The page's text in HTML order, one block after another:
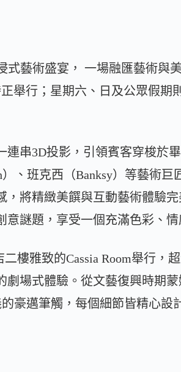
式藝術盛宴， 一場融匯藝術與
舉行；星期六、日及公眾假期
串3D投影，引領賓客穿梭於
、班克西（Banksy）等藝術
將精緻美饌與互動藝術體驗
謎題，享受一個充滿色彩、
樓雅致的Cassia Room舉行，
場式體驗。從文藝復興時期
豪邁筆觸，每個細節皆精心設